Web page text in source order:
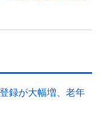
録が大幅増、老年